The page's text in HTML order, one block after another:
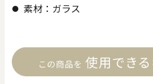
素材：ガラス